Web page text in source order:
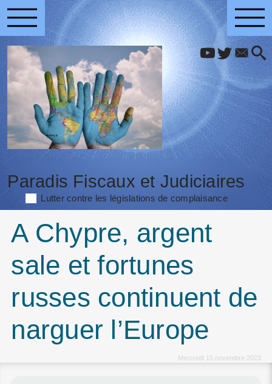
Paradis Fiscaux et Judiciaires
Lutter contre les législations de complaisance
A Chypre, argent
sale et fortunes
russes continuent de
narguer l’Europe
Mercredi 15 novembre 2023